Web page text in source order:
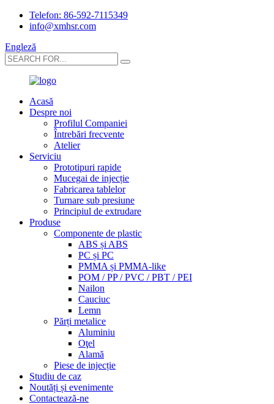
Telefon: 86-592-7115349
info@xmhsr.com
Engleză
Acasă
Despre noi
Profilul Companiei
Întrebări frecvente
Atelier
Serviciu
Prototipuri rapide
Mucegai de injecție
Fabricarea tablelor
Turnare sub presiune
Principiul de extrudare
Produse
Componente de plastic
ABS și ABS
PC și PC
PMMA și PMMA-like
POM / PP / PVC / PBT / PEI
Nailon
Cauciuc
Lemn
Părți metalice
Aluminiu
Oţel
Alamă
Piese de injecție
Studiu de caz
Noutăți și evenimente
Contactează-ne